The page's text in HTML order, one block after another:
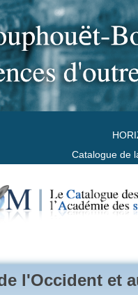
Catalogue de
l'Occident et